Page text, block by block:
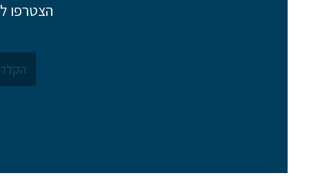
הצטרפו
נשמח לשוחח אתכם, לענות על כל שאלה
התעופה. השאירו לנו פרטים ונחזור אליכם.